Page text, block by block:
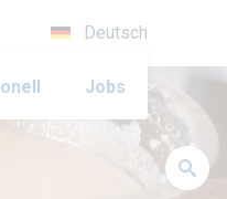
Deutsch
Jobs